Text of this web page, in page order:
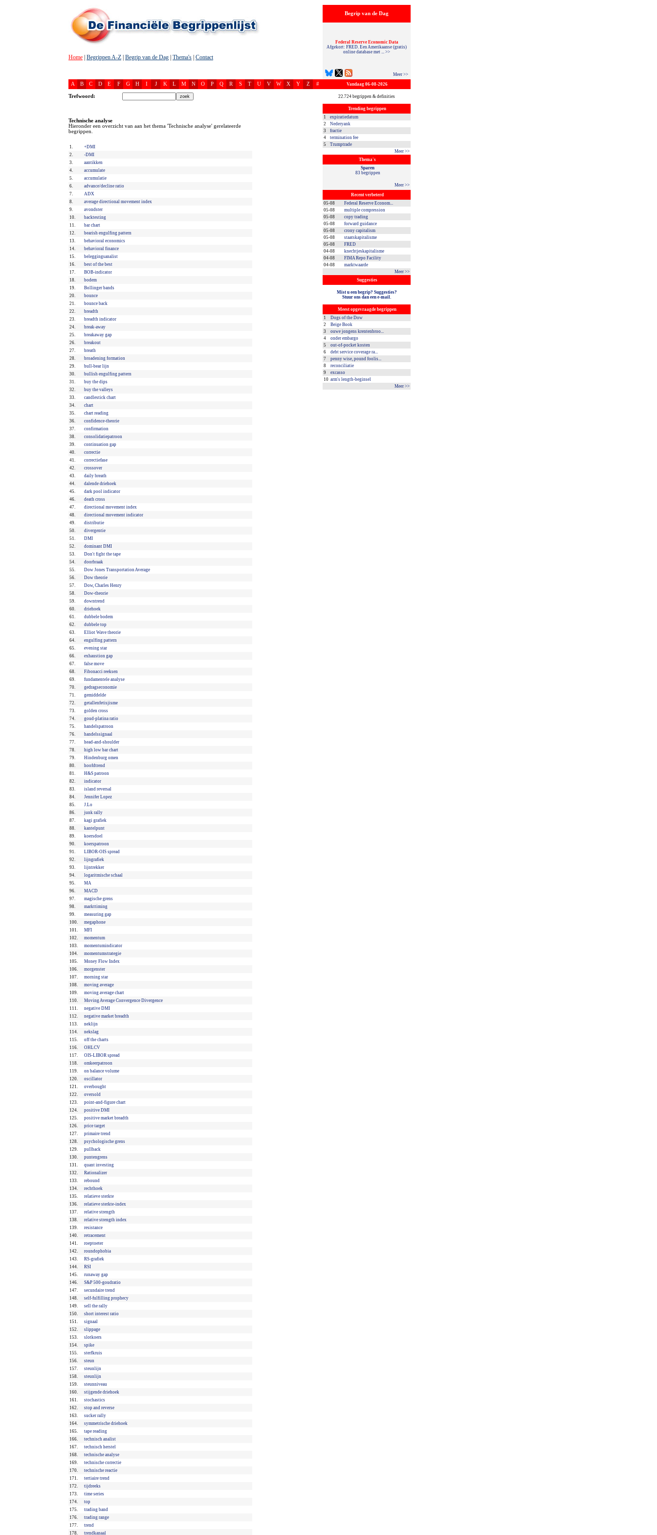
Home Begrippen A-Z Begrip van de Dag Thema's Contact
A B C D E F G H I J K L M N O P Q R S T U V W X Y Z #
Trefwoord:
Begrip van de Dag
Meer >>
Federal Reserve Economic Data
Afgekort: FRED. Een Amerikaanse (gratis)
online database met ... >>
Vandaag 06-08-2026
22.724 begrippen & definities
Trending begrippen
1
expiratiedatum
2
Nederyank
3
fractie
4
termination fee
5
Trumptrade
Meer >>
Thema's
Sparen
83 begrippen
Meer >>
Recent verbeterd
05-08
Federal Reserve Econom...
05-08
multiple compression
05-08
copy trading
05-08
forward guidance
05-08
crony capitalism
05-08
staatskapitalisme
05-08
FRED
04-08
knechtjeskapitalisme
04-08
FIMA Repo Facility
04-08
marktwaarde
Meer >>
Suggesties
Mist u een begrip? Suggesties?
Stuur ons dan een e-mail.
Meest opgevraagde begrippen
1
Dogs of the Dow
2
Beige Book
3
ouwe jongens krentenbroo...
4
onder embargo
5
out-of-pocket kosten
6
debt service coverage ra...
7
penny wise, pound foolis...
8
reconciliatie
9
excasso
10 arm's length-beginsel
Meer >>
Technische analyse
Hieronder een overzicht van aan het thema 'Technische analyse' gerelateerde
begrippen.
1.
+DMI
2.
-DMI
3.
aantikken
4.
accumulate
5.
accumulatie
6.
advance/decline ratio
7.
ADX
8.
average directional movement index
9.
avondster
10.
backtesting
11.
bar chart
12.
bearish engulfing pattern
13.
behavioral economics
14.
behavioral finance
15.
beleggingsanalist
16.
best of the best
17.
BOB-indicator
18.
bodem
19.
Bollinger bands
20.
bounce
21.
bounce back
22.
breadth
23.
breadth indicator
24.
break-away
25.
breakaway gap
26.
breakout
27.
breath
28.
broadening formation
29.
bull-bear lijn
30.
bullish engulfing pattern
31.
buy the dips
32.
buy the valleys
33.
candlestick chart
34.
chart
35.
chart reading
36.
confidence-theorie
37.
confirmation
38.
consolidatiepatroon
39.
continuation gap
40.
correctie
41.
correctiefase
42.
crossover
43.
daily breath
44.
dalende driehoek
45.
dark pool indicator
46.
death cross
47.
directional movement index
48.
directional movement indicator
49.
distributie
50.
divergentie
51.
DMI
52.
dominant DMI
53.
Don't fight the tape
54.
doorbraak
55.
Dow Jones Transportation Average
56.
Dow theorie
57.
Dow, Charles Henry
58.
Dow-theorie
59.
downtrend
60.
driehoek
61.
dubbele bodem
62.
dubbele top
63.
Elliot Wave theorie
64.
engulfing pattern
65.
evening star
66.
exhaustion gap
67.
false move
68.
Fibonacci reeksen
69.
fundamentele analyse
70.
gedragseconomie
71.
gemiddelde
72.
getallenfetisjisme
73.
golden cross
74.
goud-platina ratio
75.
handelspatroon
76.
handelssignaal
77.
head-and-shoulder
78.
high low bar chart
79.
Hindenburg omen
80.
hoofdtrend
81.
H&S patroon
82.
indicator
83.
island reversal
84.
Jennifer Lopez
85.
J.Lo
86.
junk rally
87.
kagi grafiek
88.
kantelpunt
89.
koersdoel
90.
koerspatroon
91.
LIBOR-OIS spread
92.
lijngrafiek
93.
lijntrekker
94.
logaritmische schaal
95.
MA
96.
MACD
97.
magische grens
98.
markttiming
99.
measuring gap
100.
megaphone
101.
MFI
102.
momentum
103.
momentumindicator
104.
momentumstrategie
105.
Money Flow Index
106.
morgenster
107.
morning star
108.
moving average
109.
moving average chart
110.
Moving Average Convergence Divergence
111.
negative DMI
112.
negative market breadth
113.
neklijn
114.
nekslag
115.
off the charts
116.
OHLCV
117.
OIS-LIBOR spread
118.
omkeerpatroon
119.
on balance volume
120.
oscillator
121.
overbought
122.
oversold
123.
point-and-figure chart
124.
positive DMI
125.
positive market breadth
126.
price target
127.
primaire trend
128.
psychologische grens
129.
pullback
130.
puntengrens
131.
quant investing
132.
Rationalizer
133.
rebound
134.
rechthoek
135.
relatieve sterkte
136.
relatieve sterkte-index
137.
relative strength
138.
relative strength index
139.
resistance
140.
retracement
141.
roeptoeter
142.
roundophobia
143.
RS-grafiek
144.
RSI
145.
runaway gap
146.
S&P 500-goudratio
147.
secundaire trend
148.
self-fulfilling prophecy
149.
sell the rally
150.
short interest ratio
151.
signaal
152.
slippage
153.
slotkoers
154.
spike
155.
sterfkruis
156.
steun
157.
steunlijn
158.
steunlijn
159.
steunniveau
160.
stijgende driehoek
161.
stochastics
162.
stop and reverse
163.
sucker rally
164.
symmetrische driehoek
165.
tape reading
166.
technisch analist
167.
technisch herstel
168.
technische analyse
169.
technische correctie
170.
technische reactie
171.
tertiaire trend
172.
tijdreeks
173.
time series
174.
top
175.
trading band
176.
trading range
177.
trend
178.
trendkanaal